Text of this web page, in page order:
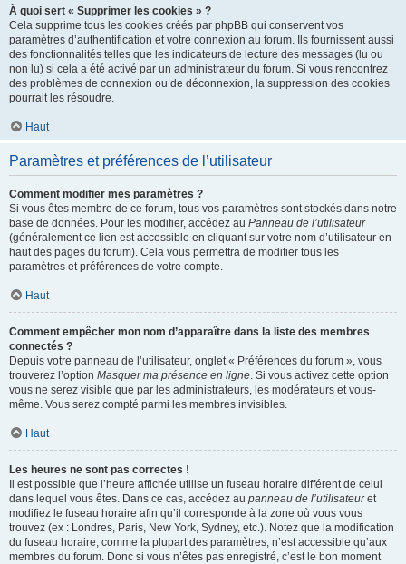
À quoi sert « Supprimer les cookies » ?
Cela supprime tous les cookies créés par phpBB qui conservent vos
paramètres d’authentification et votre connexion au forum. Ils fournissent aussi
des fonctionnalités telles que les indicateurs de lecture des messages (lu ou
non lu) si cela a été activé par un administrateur du forum. Si vous rencontrez
des problèmes de connexion ou de déconnexion, la suppression des cookies
pourrait les résoudre.
Haut
Paramètres et préférences de l’utilisateur
Comment modifier mes paramètres ?
Si vous êtes membre de ce forum, tous vos paramètres sont stockés dans notre
base de données. Pour les modifier, accédez au Panneau de l’utilisateur
(généralement ce lien est accessible en cliquant sur votre nom d’utilisateur en
haut des pages du forum). Cela vous permettra de modifier tous les
paramètres et préférences de votre compte.
Haut
Comment empêcher mon nom d’apparaître dans la liste des membres
connectés ?
Depuis votre panneau de l’utilisateur, onglet « Préférences du forum », vous
trouverez l’option Masquer ma présence en ligne. Si vous activez cette option
vous ne serez visible que par les administrateurs, les modérateurs et vous-
même. Vous serez compté parmi les membres invisibles.
Haut
Les heures ne sont pas correctes !
Il est possible que l’heure affichée utilise un fuseau horaire différent de celui
dans lequel vous êtes. Dans ce cas, accédez au panneau de l’utilisateuret
modifiez le fuseau horaire afin qu’il corresponde à la zone où vous vous
trouvez (ex : Londres, Paris, New York, Sydney, etc.). Notez que la modification
du fuseau horaire, comme la plupart des paramètres, n’est accessible qu’aux
membres du forum. Donc si vous n’êtes pas enregistré, c’est le bon moment